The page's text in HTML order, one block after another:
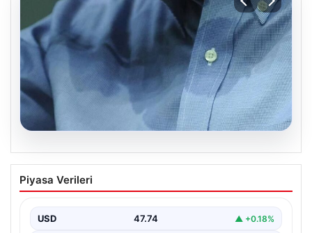
08.08.2026
Yargıtay’dan Boşanma Davasında Ter
Kokusu ve Tazminat Kararı
gerçekleşen önemli bir boşanma davasında, eşlerin
yaşadığı ciddi…
Piyasa Verileri
USD 47.74 ▲ +0.18%